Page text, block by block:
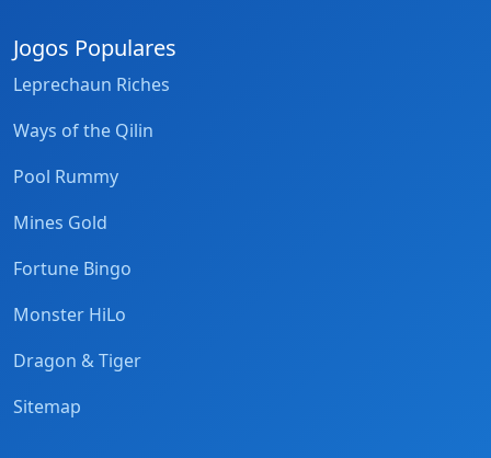
Jogos Populares
Leprechaun Riches
Ways of the Qilin
Pool Rummy
Mines Gold
Fortune Bingo
Monster HiLo
Dragon & Tiger
Sitemap